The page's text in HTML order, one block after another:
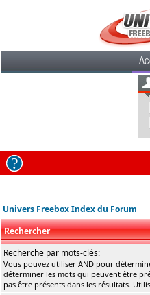
Univers Freebox Index du Forum
Rechercher
Recherche par mots-clés:
Vous pouvez utiliser AND pour
déterminer les mots qui peuvent être
pas être présents dans les résultats.